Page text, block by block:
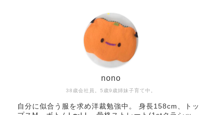
38歳会社員。5歳9歳姉妹子育て中。
nono
自分に似合う服を求め洋裁勉強中。 身長158cm、トッ